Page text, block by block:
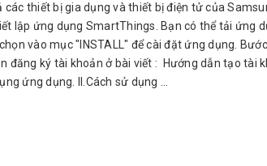
thiết bị gia dụng và thiết bị điện tử của
lập ứng dụng SmartThings. Bạn có thể tải
vào mục "INSTALL" để cài đặt ứng dụng.
đăng ký tài khoản ở bài viết : Hướng dẫn tạo
ứng dụng. II.Cách sử dụng ...